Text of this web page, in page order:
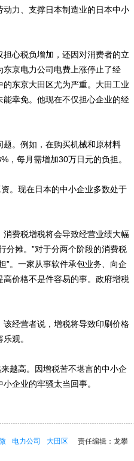
力、支撑日本制造业的日本中小
心税负增加，还因对消费者的立
京电力公司电费上涨停止了经
东京大田区尤为严重。大田工业
幸免。他现在不仅担心企业的经
。例如，在购买机械和原材料
，每月需增加30万日元的负担。
。现在日本的中小企业多数处于
费税增税将会导致经营业绩大幅
分摊。”对于分两个阶段的消费税
”。一家从事软件承包业务、向企
价格不是件容易的事。政府增税
经营者说，增税将导致印刷价格
观。
越高。因增税苦不堪言的中小企
企业的牢骚太当回事。
责任编辑：龙攀
电力公司
大田区